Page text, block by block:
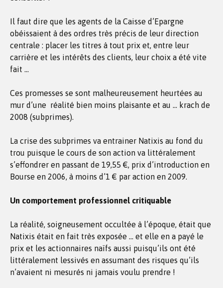
Il faut dire que les agents de la Caisse d’Epargne
obéissaient à des ordres très précis de leur direction
centrale : placer les titres à tout prix et, entre leur
carrière et les intérêts des clients, leur choix a été vite
fait …
Ces promesses se sont malheureusement heurtées au
mur d’une réalité bien moins plaisante et au … krach de
2008 (subprimes).
La crise des subprimes va entrainer Natixis au fond du
trou puisque le cours de son action va littéralement
s’effondrer en passant de 19,55 €, prix d’introduction en
Bourse en 2006, à moins d’1 € par action en 2009.
Un comportement professionnel critiquable
La réalité, soigneusement occultée à l’époque, était que
Natixis était en fait très exposée … et elle en a payé le
prix et les actionnaires naïfs aussi puisqu’ils ont été
littéralement lessivés en assumant des risques qu’ils
n’avaient ni mesurés ni jamais voulu prendre !